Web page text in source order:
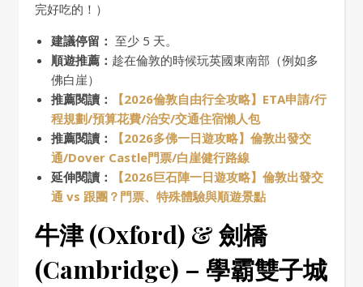
完好吃的！）
建議停留： 至少 5 天。
順遊推薦： 趁在倫敦的時候玩英國東南部（例如多
佛白崖）
推薦閱讀：
【2026倫敦自由行全攻略】ETA申請/行
程規劃/預算花費/治安/交通住宿懶人包
推薦閱讀：
【2026多佛一日遊攻略】倫敦出發交
通/Dover Castle門票/白崖健行路線
延伸閱讀：
【2026巨石陣一日遊攻略】倫敦出發交
通 vs 跟團？門票、特殊體驗與順遊景點
牛津 (Oxford) & 劍橋
(Cambridge) – 學霸雙子城